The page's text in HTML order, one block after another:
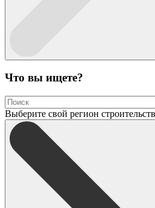
Что вы ищете?
Выберите свой регион